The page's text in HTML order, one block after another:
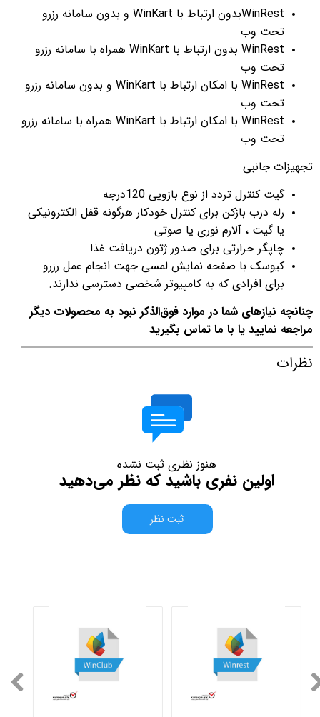
WinRestبدون ارتباط با WinKart و بدون سامانه رزرو
تحت وب
WinRest بدون ارتباط با WinKart همراه با سامانه رزرو
تحت وب
WinRest با امکان ارتباط با WinKart و بدون سامانه رزرو
تحت وب
WinRest با امکان ارتباط با WinKart همراه با سامانه رزرو
تحت وب
تجهیزات جانبی
گیت کنترل تردد از نوع بازویی 120درجه
رله درب بازکن برای کنترل خودکار هرگونه قفل الکترونیکی
یا گیت ، آلارم نوری یا صوتی
چاپگر حرارتی برای صدور ژتون دریافت غذا
کیوسک با صفحه نمایش لمسی جهت انجام عمل رزرو
برای افرادی که به کامپیوتر شخصی دسترسی ندارند.
چنانچه نیازهای شما در موارد فوق‌الذکر نبود به محصولات دیگر
مراجعه نمایید یا با ما تماس بگیرید
نظرات
هنوز نظری ثبت نشده
اولین نفری باشید که نظر می‌دهید
ثبت نظر